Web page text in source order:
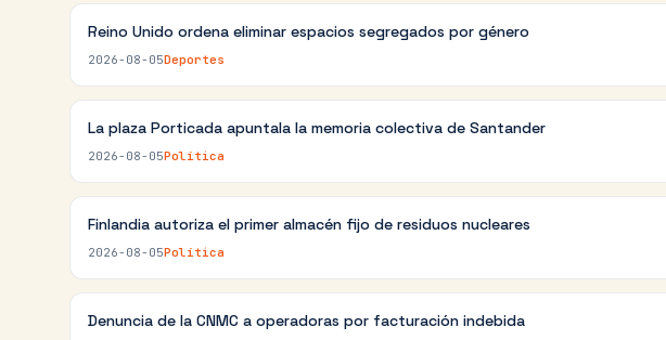
Reino Unido ordena eliminar espacios segregados por género
2026-08-05Deportes
La plaza Porticada apuntala la memoria colectiva de Santander
2026-08-05Política
Finlandia autoriza el primer almacén fijo de residuos nucleares
2026-08-05Política
Denuncia de la CNMC a operadoras por facturación indebida